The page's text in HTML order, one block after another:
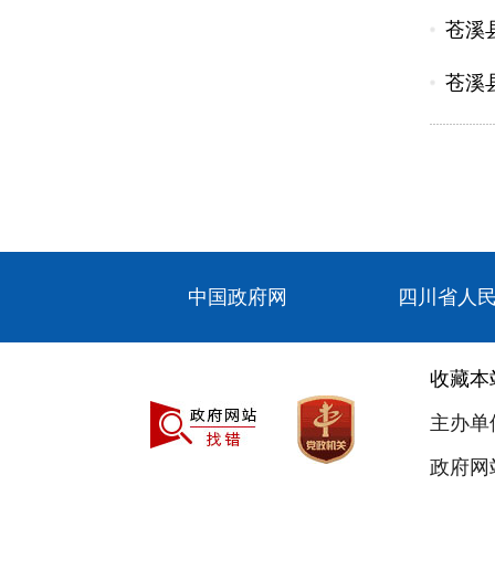
苍溪
苍溪
中国政府网 四川省人
收藏本
主办
政府网